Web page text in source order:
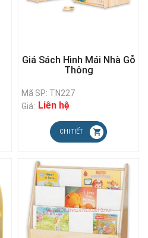
Giá Sách Hình Mái Nhà Gỗ
Thông
Mã SP: TN227
Giá: Liên hệ
CHI TIẾT